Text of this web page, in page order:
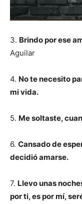
3. Brindo por ese
Aguilar
4. No te necesito
mi vida.
5. Me soltaste,
6. Cansado de
decidió amarse.
7. Llevo unas
por ti, es por mí,